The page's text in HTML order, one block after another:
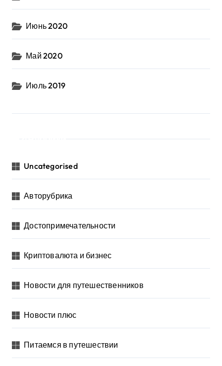
Июнь 2020
Май 2020
Июль 2019
Uncategorised
Авторубрика
Достопримечательности
Криптовалюта и бизнес
Новости для путешественников
Новости плюс
Питаемся в путешествии